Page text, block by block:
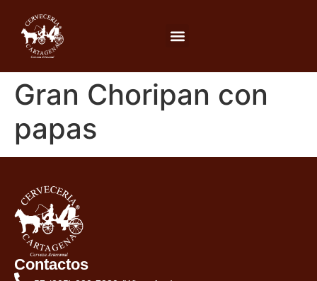
Gran Choripan con
papas
Contactos